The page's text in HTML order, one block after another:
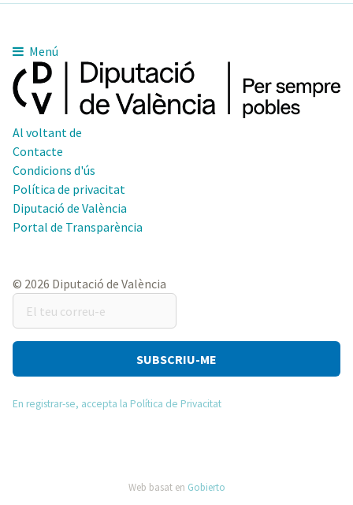
Menú
Al voltant de
Contacte
Condicions d'ús
Política de privacitat
Diputació de València
Portal de Transparència
© 2026 Diputació de València
teu
correu-
En registrar-se, accepta la Política de Privacitat
Web basat en Gobierto